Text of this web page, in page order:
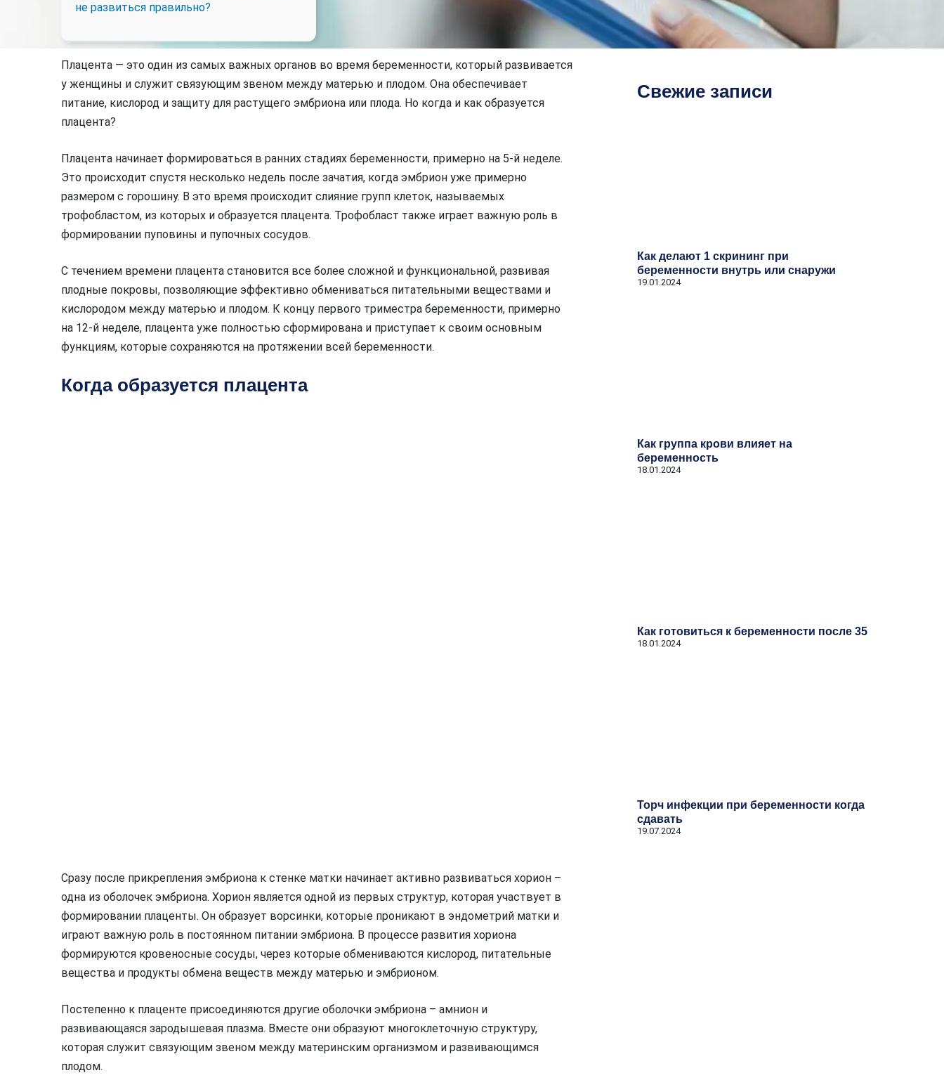
не развиться правильно?
Плацента — это один из самых важных органов во время беременности, который развивается
у женщины и служит связующим звеном между матерью и плодом. Она обеспечивает
питание, кислород и защиту для растущего эмбриона или плода. Но когда и как образуется
плацента?
Плацента начинает формироваться в ранних стадиях беременности, примерно на 5-й неделе.
Это происходит спустя несколько недель после зачатия, когда эмбрион уже примерно
размером с горошину. В это время происходит слияние групп клеток, называемых
трофобластом, из которых и образуется плацента. Трофобласт также играет важную роль в
формировании пуповины и пупочных сосудов.
С течением времени плацента становится все более сложной и функциональной, развивая
плодные покровы, позволяющие эффективно обмениваться питательными веществами и
кислородом между матерью и плодом. К концу первого триместра беременности, примерно
на 12-й неделе, плацента уже полностью сформирована и приступает к своим основным
функциям, которые сохраняются на протяжении всей беременности.
Когда образуется плацента
Сразу после прикрепления эмбриона к стенке матки начинает активно развиваться хорион –
одна из оболочек эмбриона. Хорион является одной из первых структур, которая участвует в
формировании плаценты. Он образует ворсинки, которые проникают в эндометрий матки и
играют важную роль в постоянном питании эмбриона. В процессе развития хориона
формируются кровеносные сосуды, через которые обмениваются кислород, питательные
вещества и продукты обмена веществ между матерью и эмбрионом.
Постепенно к плаценте присоединяются другие оболочки эмбриона – амнион и
развивающаяся зародышевая плазма. Вместе они образуют многоклеточную структуру,
которая служит связующим звеном между материнским организмом и развивающимся
плодом.
Свежие записи
Как делают 1 скрининг при
беременности внутрь или снаружи
19.01.2024
Как группа крови влияет на
беременность
18.01.2024
Как готовиться к беременности после 35
18.01.2024
Торч инфекции при беременности когда
сдавать
19.07.2024